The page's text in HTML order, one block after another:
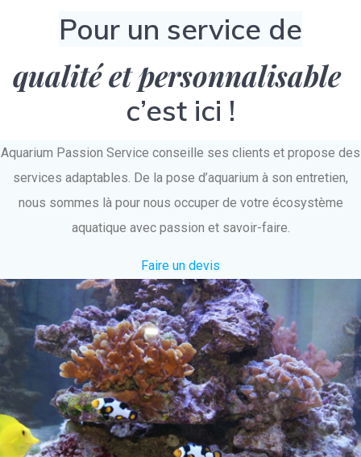
Pour un service de
qualité et personnalisable
c’est ici !
Aquarium Passion Service conseille ses clients et propose des
services adaptables. De la pose d’aquarium à son entretien,
nous sommes là pour nous occuper de votre écosystème
aquatique avec passion et savoir-faire.
Faire un devis